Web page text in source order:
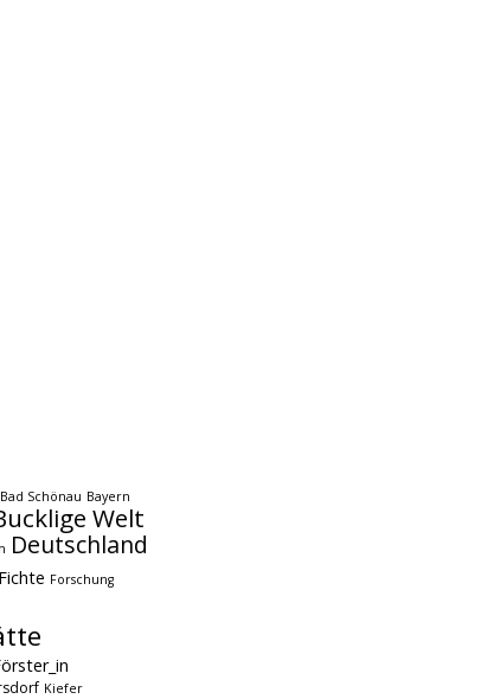
Bad Schönau Bayern
Welt
Deutschland
Fichte Forschung
Kiefer